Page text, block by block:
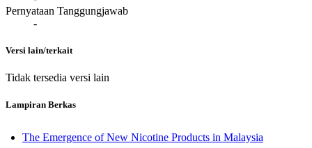
Pernyataan Tanggungjawab
-
Versi lain/terkait
Tidak tersedia versi lain
Lampiran Berkas
The Emergence of New Nicotine Products in Malaysia